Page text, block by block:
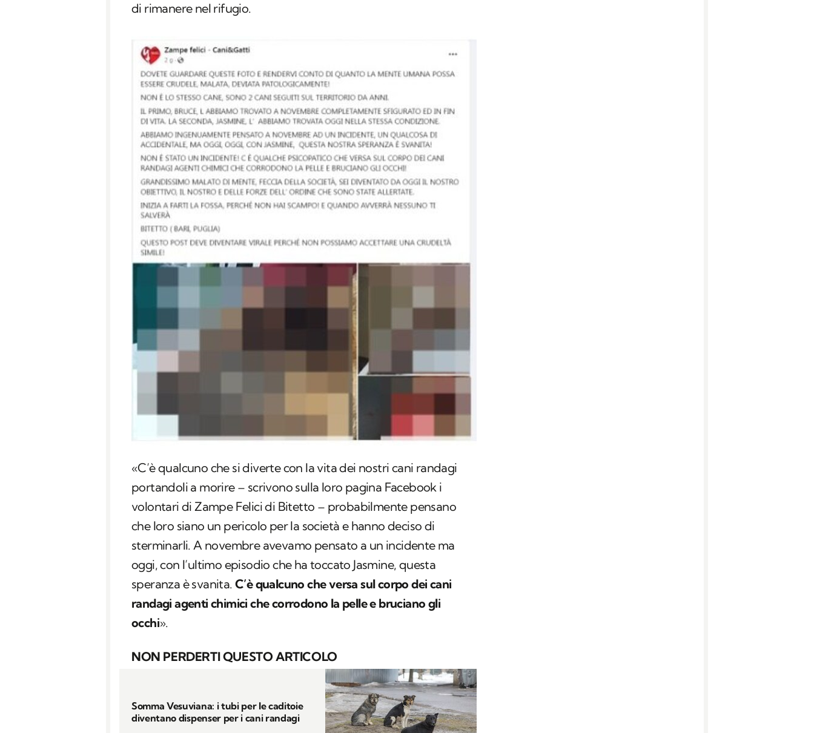
di rimanere nel rifugio.
«C’è qualcuno che si diverte con la vita dei nostri cani randagi
portandoli a morire – scrivono sulla loro pagina Facebook i
volontari di Zampe Felici di Bitetto – probabilmente pensano
che loro siano un pericolo per la società e hanno deciso di
sterminarli. A novembre avevamo pensato a un incidente ma
oggi, con l’ultimo episodio che ha toccato Jasmine, questa
speranza è svanita. C’è qualcuno che versa sul corpo dei cani
randagi agenti chimici che corrodono la pelle e bruciano gli
occhi».
NON PERDERTI QUESTO ARTICOLO
Somma Vesuviana: i tubi per le caditoie
diventano dispenser per i cani randagi